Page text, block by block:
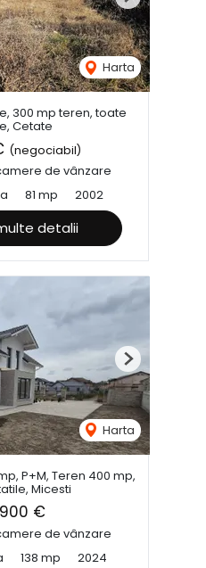
Harta
300 mp teren, toate
Cetate
(negociabil)
de vânzare
81 mp 2002
detalii
Harta
Next
P+M, Teren 400 mp,
Micesti
€
de vânzare
138 mp 2024